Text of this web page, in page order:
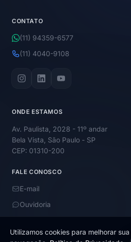
CONTATO
(11) 94359-6577
(11) 4040-9108
ONDE ESTAMOS
Av. Paulista, 2028 - 11º andar
Bela Vista, São Paulo - SP
CEP: 01310-200
FALE CONOSCO
E-mail
Ouvidoria
Utilizamos cookies para melhorar